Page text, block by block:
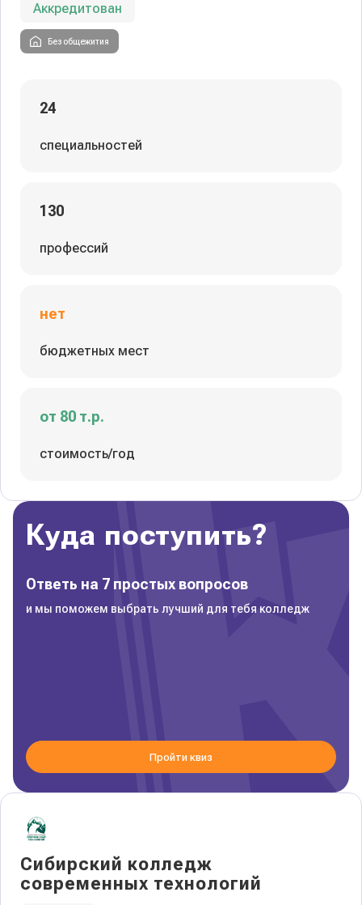
Аккредитован
Без общежития
24
специальностей
130
профессий
нет
бюджетных мест
от 80 т.р.
стоимость/год
Сибирский колледж
современных технологий
Куда поступить?
Ответь на 7 простых вопросов
и мы поможем выбрать лучший для тебя колледж
Пройти квиз